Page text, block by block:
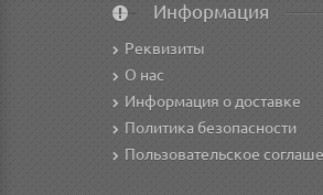
Информация
Реквизиты
О нас
Информация о доставке
Политика безопасности
Пользовательское